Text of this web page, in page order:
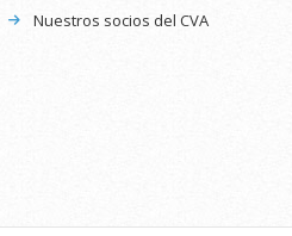
Nuestros socios del CVA